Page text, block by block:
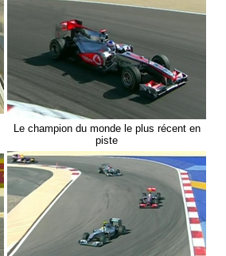
Le champion du monde le plus récent en
piste